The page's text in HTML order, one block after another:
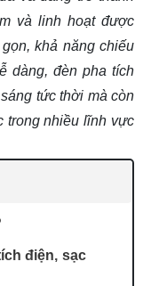
và linh hoạt được
khả năng chiếu
dàng, đèn pha tích
tức thời mà còn
trong nhiều lĩnh vực
điện, sạc